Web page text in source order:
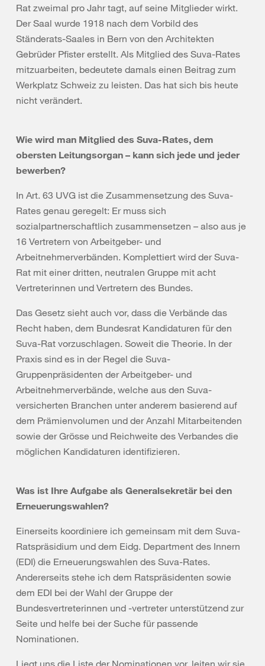
Rat zweimal pro Jahr tagt, auf seine Mitglieder wirkt.
Der Saal wurde 1918 nach dem Vorbild des
Ständerats-Saales in Bern von den Architekten
Gebrüder Pfister erstellt. Als Mitglied des Suva-Rates
mitzuarbeiten, bedeutete damals einen Beitrag zum
Werkplatz Schweiz zu leisten. Das hat sich bis heute
nicht verändert.
Wie wird man Mitglied des Suva-Rates, dem
obersten Leitungsorgan – kann sich jede und jeder
bewerben?
In Art. 63 UVG ist die Zusammensetzung des Suva-
Rates genau geregelt: Er muss sich
sozialpartnerschaftlich zusammensetzen – also aus je
16 Vertretern von Arbeitgeber- und
Arbeitnehmerverbänden. Komplettiert wird der Suva-
Rat mit einer dritten, neutralen Gruppe mit acht
Vertreterinnen und Vertretern des Bundes.
Das Gesetz sieht auch vor, dass die Verbände das
Recht haben, dem Bundesrat Kandidaturen für den
Suva-Rat vorzuschlagen. Soweit die Theorie. In der
Praxis sind es in der Regel die Suva-
Gruppenpräsidenten der Arbeitgeber- und
Arbeitnehmerverbände, welche aus den Suva-
versicherten Branchen unter anderem basierend auf
dem Prämienvolumen und der Anzahl Mitarbeitenden
sowie der Grösse und Reichweite des Verbandes die
möglichen Kandidaturen identifizieren.
Was ist Ihre Aufgabe als Generalsekretär bei den
Erneuerungswahlen?
Einerseits koordiniere ich gemeinsam mit dem Suva-
Ratspräsidium und dem Eidg. Department des Innern
(EDI) die Erneuerungswahlen des Suva-Rates.
Andererseits stehe ich dem Ratspräsidenten sowie
dem EDI bei der Wahl der Gruppe der
Bundesvertreterinnen und -vertreter unterstützend zur
Seite und helfe bei der Suche für passende
Nominationen.
Liegt uns die Liste der Nominationen vor, leiten wir sie